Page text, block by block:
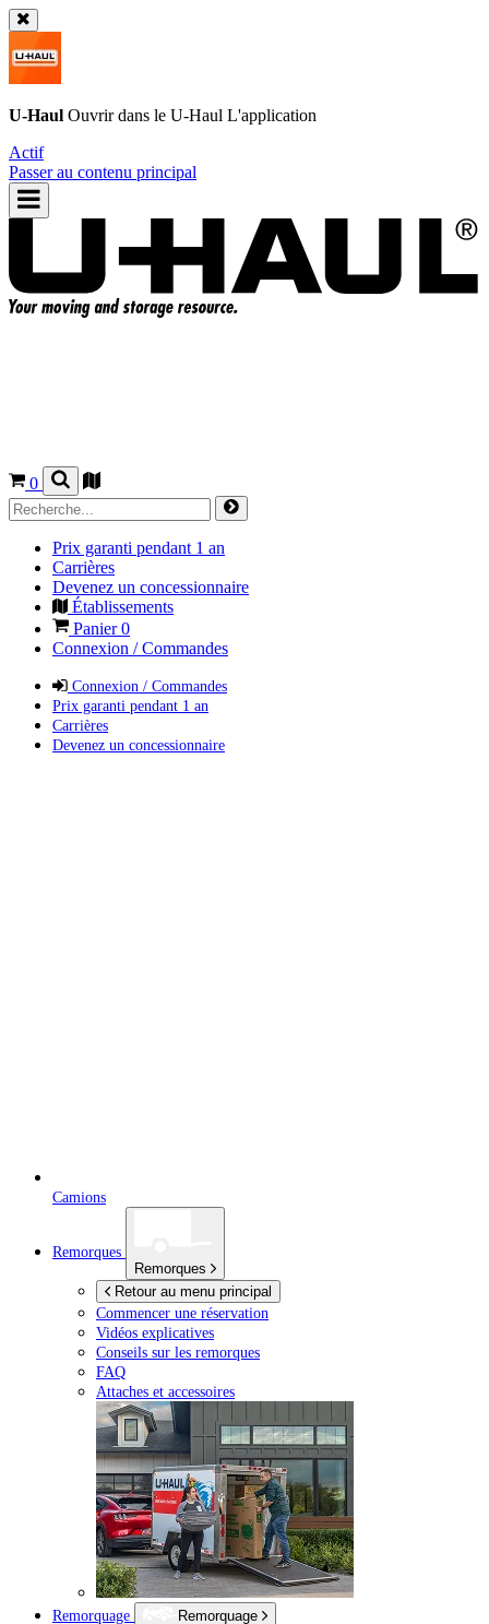
U-Haul Ouvrir dans le U-Haul L'application
Actif
Passer au contenu principal
0
Prix garanti pendant 1 an
Carrières
Devenez un concessionnaire
Établissements
Panier0
Connexion / Commandes
Connexion / Commandes
Prix garanti pendant 1 an
Carrières
Devenez un concessionnaire
Camions
Remorques
Remorques
Retour au menu principal
Commencer une réservation
Vidéos explicatives
Conseils sur les remorques
FAQ
Attaches et accessoires
Remorquage
Remorquage